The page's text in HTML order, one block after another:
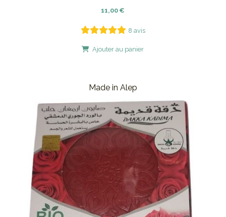
11,00 €
8 avis
Ajouter au panier
Made in Alep